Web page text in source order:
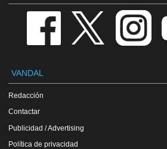
VANDAL
Redacción
Contactar
Publicidad / Advertising
Política de privacidad